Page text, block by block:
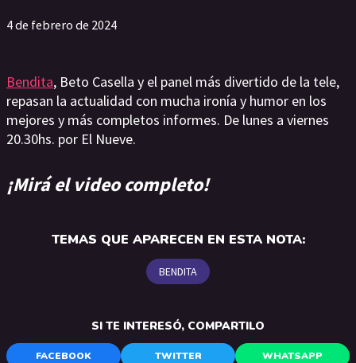
4 de febrero de 2024
Bendita, Beto Casella y el panel más divertido de la tele,
repasan la actualidad con mucha ironía y humor en los
mejores y más completos informes. De lunes a viernes
20.30hs. por El Nueve.
¡Mirá el video completo!
TEMAS QUE APARECEN EN ESTA NOTA:
BENDITA
SI TE INTERESÓ, COMPARTILO
FACEBOOK TWITTER WHATSAPP